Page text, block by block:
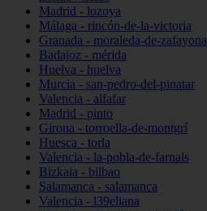
Madrid - lozoya
Málaga - rincón-de-la-victoria
Granada - moraleda-de-zafayona
Badajoz - mérida
Huelva - huelva
Murcia - san-pedro-del-pinatar
Valencia - alfafar
Madrid - pinto
Girona - torroella-de-montgrí
Huesca - torla
Valencia - la-pobla-de-farnals
Bizkaia - bilbao
Salamanca - salamanca
Valencia - l39eliana